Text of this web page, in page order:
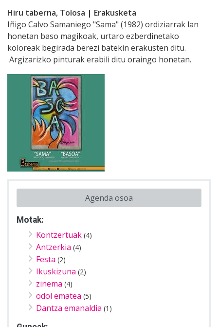
Hiru taberna, Tolosa | Erakusketa
Iñigo Calvo Samaniego "Sama" (1982) ordiziarrak lan
honetan baso magikoak, urtaro ezberdinetako
koloreak begirada berezi batekin erakusten ditu.
Argizarizko pinturak erabili ditu oraingo honetan.
Agenda osoa
Motak:
Kontzertuak (4)
Antzerkia (4)
Festa (2)
Ikuskizuna (2)
zinema (4)
odol ematea (5)
Dantza emanaldia (1)